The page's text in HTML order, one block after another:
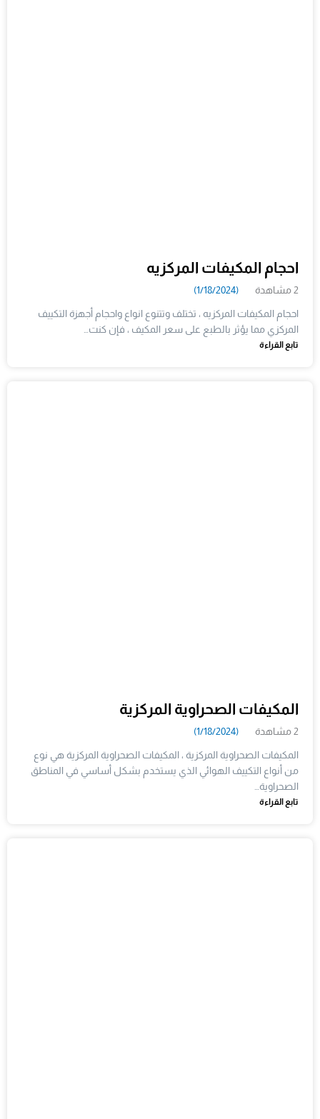
احجام المكيفات المركزيه
2 مشاهدة (1/18/2024)
احجام المكيفات المركزيه ، تختلف وتتنوع انواع واحجام أجهزة التكييف
المركزي مما يؤثر بالطبع على سعر المكيف ، فإن كنت…
تابع القراءة
المكيفات الصحراوية المركزية
2 مشاهدة (1/18/2024)
المكيفات الصحراوية المركزية ، المكيفات الصحراوية المركزية هي نوع
من أنواع التكييف الهوائي الذي يستخدم بشكل أساسي في المناطق
الصحراوية…
تابع القراءة